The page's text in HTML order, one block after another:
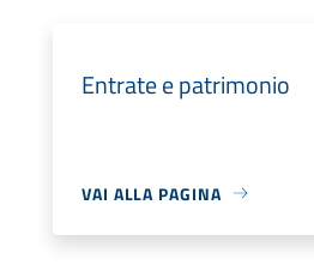
Entrate e patrimonio
VAI ALLA PAGINA